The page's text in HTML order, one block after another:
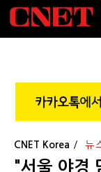
CNET Korea 뉴
"서울 야경